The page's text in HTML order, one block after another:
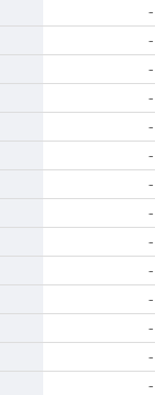
-
-
-
-
-
-
-
-
-
-
-
-
-
-